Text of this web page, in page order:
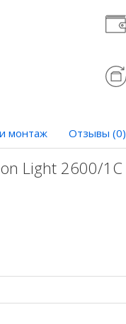
монтаж Отзывы (0)
Light 2600/1C